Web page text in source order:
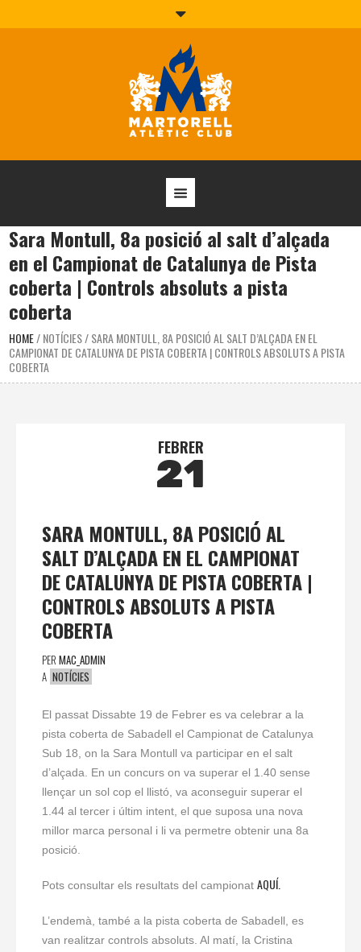
Sara Montull, 8a posició al salt d’alçada
en el Campionat de Catalunya de Pista
coberta | Controls absoluts a pista
coberta
HOME/NOTÍCIES/SARA MONTULL, 8A POSICIÓ AL SALT D’ALÇADA EN EL
CAMPIONAT DE CATALUNYA DE PISTA COBERTA | CONTROLS ABSOLUTS A PISTA
COBERTA
FEBRER
21
SARA MONTULL, 8A POSICIÓ AL
SALT D’ALÇADA EN EL CAMPIONAT
DE CATALUNYA DE PISTA COBERTA |
CONTROLS ABSOLUTS A PISTA
COBERTA
PER MAC_ADMIN
A NOTÍCIES
El passat Dissabte 19 de Febrer es va celebrar a la
pista coberta de Sabadell el Campionat de Catalunya
Sub 18, on la Sara Montull va participar en el salt
d’alçada. En un concurs on va superar el 1.40 sense
llençar un sol cop el llistó, va aconseguir superar el
1.44 al tercer i últim intent, el que suposa una nova
millor marca personal i li va permetre obtenir una 8a
posició.
Pots consultar els resultats del campionat AQUÍ.
L’endemà, també a la pista coberta de Sabadell, es
van realitzar controls absoluts. Al matí, la Cristina